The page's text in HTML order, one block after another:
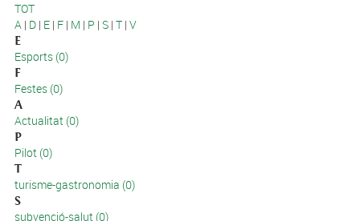
TOT
A | D | E | F | M | P | S | T | V
E
Esports (0)
F
Festes (0)
A
Actualitat (0)
P
Pilot (0)
T
turisme-gastronomia (0)
S
subvenció-salut (0)